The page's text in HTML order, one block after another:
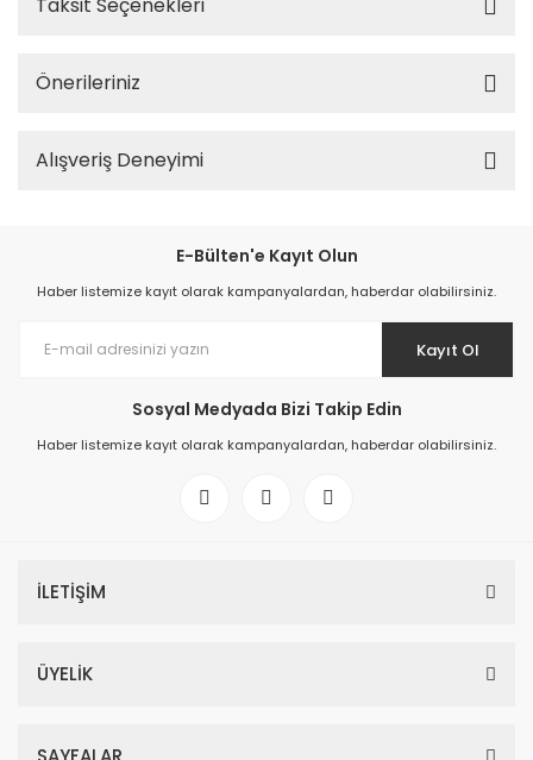
Önerileriniz
Alışveriş Deneyimi
E-Bülten'e Kayıt Olun
Haber listemize kayıt olarak kampanyalardan, haberdar olabilirsiniz.
Kayıt Ol
Sosyal Medyada Bizi Takip Edin
Haber listemize kayıt olarak kampanyalardan, haberdar olabilirsiniz.
İLETİŞİM
ÜYELİK